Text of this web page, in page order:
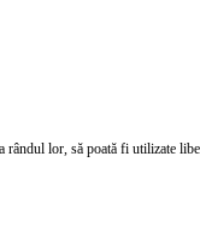
lor, să poată fi utilizate